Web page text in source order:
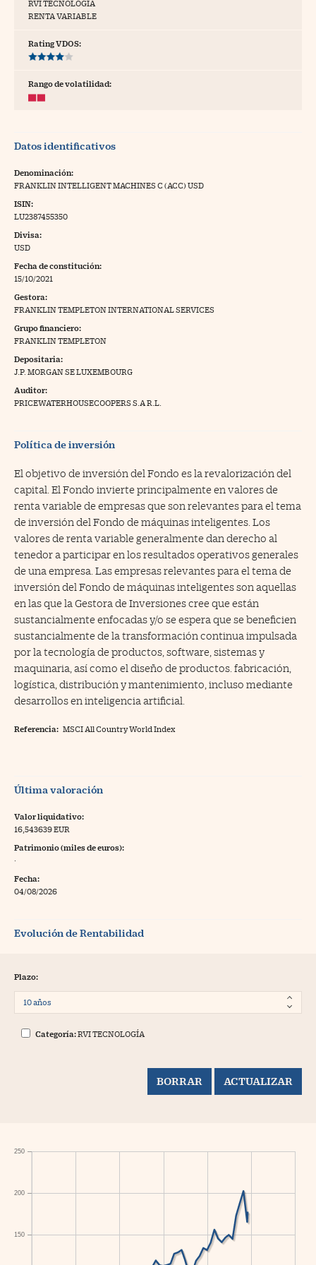
Pyme
Trading
a Cinco Días
RVI TECNOLOGÍA
RENTA VARIABLE
Rating VDOS:
Rango de volatilidad:
Datos identificativos
Denominación:
FRANKLIN INTELLIGENT MACHINES C (ACC) USD
ISIN:
LU2387455350
Divisa:
USD
Fecha de constitución:
15/10/2021
Gestora:
FRANKLIN TEMPLETON INTERNATIONAL SERVICES
Grupo financiero:
FRANKLIN TEMPLETON
Depositaria:
J.P. MORGAN SE LUXEMBOURG
Auditor:
PRICEWATERHOUSECOOPERS S.A R.L.
Política de inversión
El objetivo de inversión del Fondo es la revalorización del
capital. El Fondo invierte principalmente en valores de
renta variable de empresas que son relevantes para el tema
de inversión del Fondo de máquinas inteligentes. Los
valores de renta variable generalmente dan derecho al
tenedor a participar en los resultados operativos generales
de una empresa. Las empresas relevantes para el tema de
inversión del Fondo de máquinas inteligentes son aquellas
en las que la Gestora de Inversiones cree que están
sustancialmente enfocadas y/o se espera que se beneficien
sustancialmente de la transformación continua impulsada
por la tecnología de productos, software, sistemas y
maquinaria, así como el diseño de productos. fabricación,
logística, distribución y mantenimiento, incluso mediante
desarrollos en inteligencia artificial.
Referencia: MSCI All Country World Index
Última valoración
Valor liquidativo:
16,543639 EUR
Patrimonio (miles de euros):
·
Fecha:
04/08/2026
Evolución de Rentabilidad
Plazo:
Categoría:RVI TECNOLOGÍA
150
200
250